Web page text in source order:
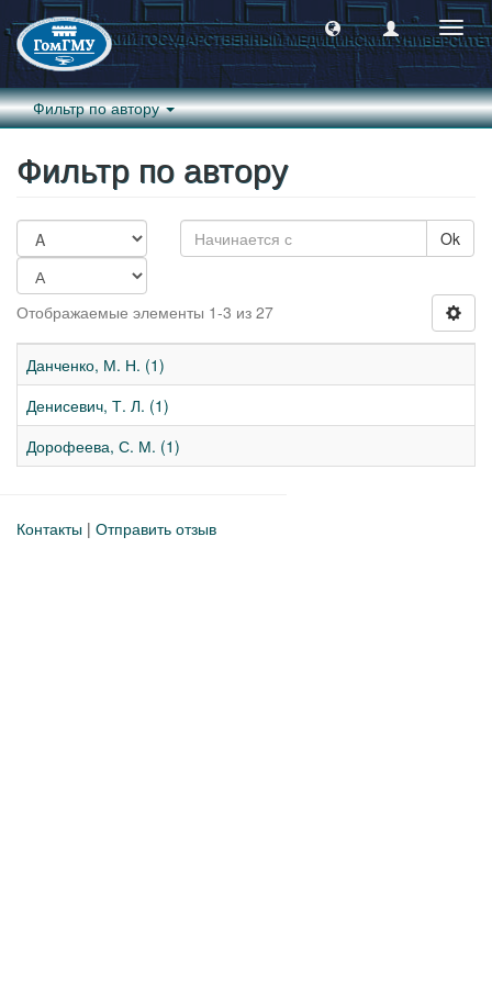
Фильтр по автору
Фильтр по автору
Ok
Отображаемые элементы 1-3 из 27
Данченко, М. Н. (1)
Денисевич, Т. Л. (1)
Дорофеева, С. М. (1)
Контакты | Отправить отзыв